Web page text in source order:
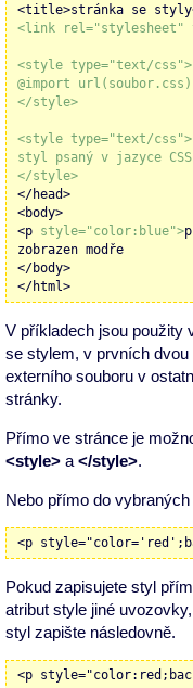
<title>stránka se
<link rel="stylesheet"
<style type="text/css">
@import url(soubor.css)
</style>
<style type="text/css">
styl psaný v jazyce CSS
</style>
</head>
<body>
<p style="color:blue">
zobrazen modře
</body>
</html>
V příkladech jsou použity
se stylem, v prvních
externího souboru v
stránky.
Přímo ve stránce je
<style> a </style>.
Nebo přímo do vybraných
<p
Pokud zapisujete styl
atribut style jiné
styl zapište následovně.
<p